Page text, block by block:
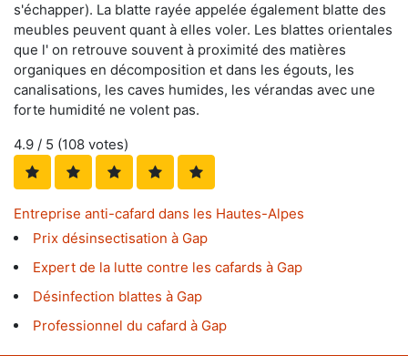
s'échapper). La blatte rayée appelée également blatte des
meubles peuvent quant à elles voler. Les blattes orientales
que l' on retrouve souvent à proximité des matières
organiques en décomposition et dans les égouts, les
canalisations, les caves humides, les vérandas avec une
forte humidité ne volent pas.
4.9 / 5 (108 votes)
Entreprise anti-cafard dans les Hautes-Alpes
Prix désinsectisation à Gap
Expert de la lutte contre les cafards à Gap
Désinfection blattes à Gap
Professionnel du cafard à Gap